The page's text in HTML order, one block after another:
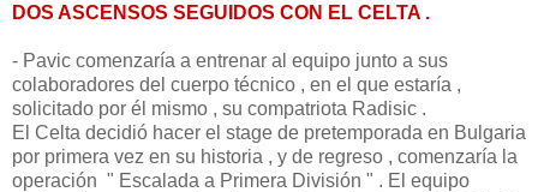
DOS ASCENSOS SEGUIDOS CON EL CELTA .
- Pavic comenzaría a entrenar al equipo junto a sus
colaboradores del cuerpo técnico , en el que estaría ,
solicitado por él mismo , su compatriota Radisic .
El Celta decidió hacer el stage de pretemporada en Bulgaria
por primera vez en su historia , y de regreso , comenzaría la
operación " Escalada a Primera División " . El equipo